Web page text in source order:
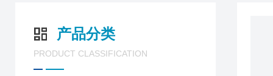
产品分类
PRODUCT CLASSIFICATION